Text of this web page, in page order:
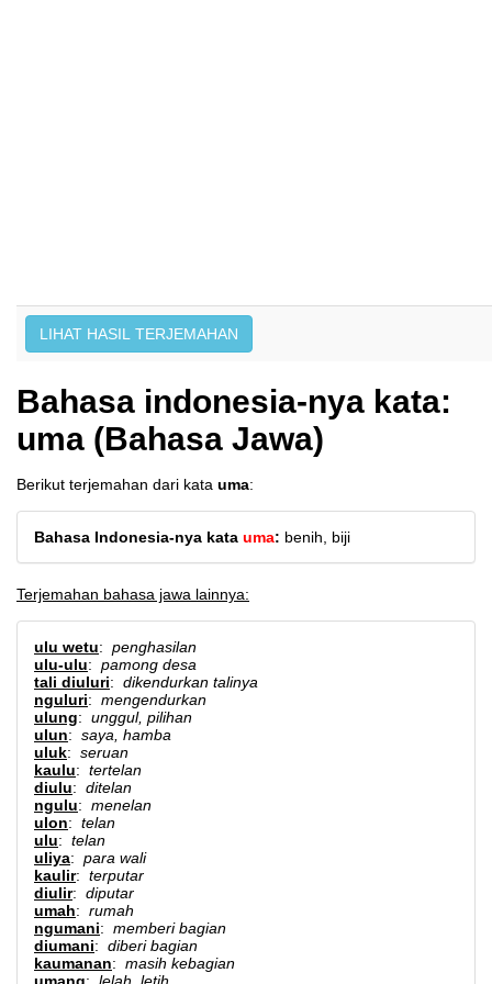
Bahasa indonesia-nya kata:
uma (Bahasa Jawa)
Berikut terjemahan dari kata uma:
Bahasa Indonesia-nya kata uma: benih, biji
Terjemahan bahasa jawa lainnya:
ulu wetu: penghasilan
ulu-ulu: pamong desa
tali diuluri: dikendurkan talinya
nguluri: mengendurkan
ulung: unggul, pilihan
ulun: saya, hamba
uluk: seruan
kaulu: tertelan
diulu: ditelan
ngulu: menelan
ulon: telan
ulu: telan
uliya: para wali
kaulir: terputar
diulir: diputar
umah: rumah
ngumani: memberi bagian
diumani: diberi bagian
kaumanan: masih kebagian